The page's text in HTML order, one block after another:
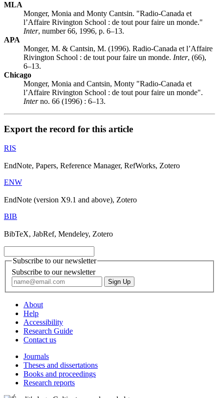
MLA
Monger, Monia and Monty Cantsin. "Radio-Canada et
l’Affaire Rivington School : de tout pour faire un monde."
Inter, number 66, 1996, p. 6–13.
APA
Monger, M. & Cantsin, M. (1996). Radio-Canada et l’Affaire
Rivington School : de tout pour faire un monde. Inter, (66),
6–13.
Chicago
Monger, Monia and Cantsin, Monty "Radio-Canada et
l’Affaire Rivington School : de tout pour faire un monde".
Interno. 66 (1996) : 6–13.
Export the record for this article
RIS
EndNote, Papers, Reference Manager, RefWorks, Zotero
ENW
EndNote (version X9.1 and above), Zotero
BIB
BibTeX, JabRef, Mendeley, Zotero
Subscribe to our newsletter
Subscribe to our newsletter
About
Help
Accessibility
Research Guide
Contact us
Journals
Theses and dissertations
Books and proceedings
Research reports